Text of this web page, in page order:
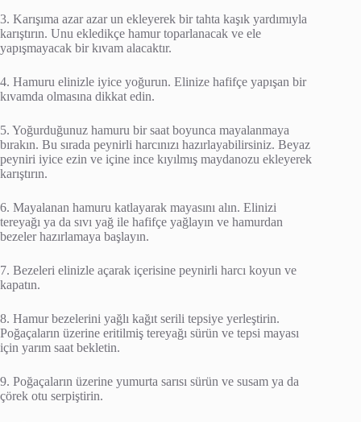
3. Karışıma azar azar un ekleyerek bir tahta kaşık yardımıyla
karıştırın. Unu ekledikçe hamur toparlanacak ve ele
yapışmayacak bir kıvam alacaktır.
4. Hamuru elinizle iyice yoğurun. Elinize hafifçe yapışan bir
kıvamda olmasına dikkat edin.
5. Yoğurduğunuz hamuru bir saat boyunca mayalanmaya
bırakın. Bu sırada peynirli harcınızı hazırlayabilirsiniz. Beyaz
peyniri iyice ezin ve içine ince kıyılmış maydanozu ekleyerek
karıştırın.
6. Mayalanan hamuru katlayarak mayasını alın. Elinizi
tereyağı ya da sıvı yağ ile hafifçe yağlayın ve hamurdan
bezeler hazırlamaya başlayın.
7. Bezeleri elinizle açarak içerisine peynirli harcı koyun ve
kapatın.
8. Hamur bezelerini yağlı kağıt serili tepsiye yerleştirin.
Poğaçaların üzerine eritilmiş tereyağı sürün ve tepsi mayası
için yarım saat bekletin.
9. Poğaçaların üzerine yumurta sarısı sürün ve susam ya da
çörek otu serpiştirin.